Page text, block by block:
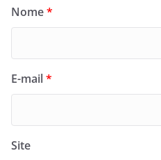
Nome*
E-mail*
Site